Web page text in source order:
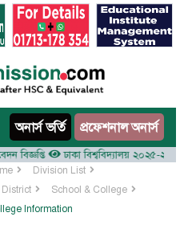
অনার্স ভর্তি প্রফেশনাল অনার্স
বিজ্ঞপ্তি ঢাকা বিশ্ববিদ্যালয় ২০২৫-২৬
Division List
School & College
Information